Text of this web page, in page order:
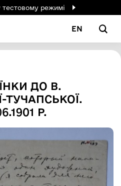
режимі
EN
ДО В.
ТУЧАПСЬКОЇ.
Р.